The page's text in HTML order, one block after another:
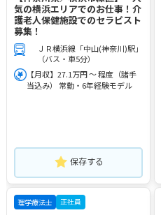
気の横浜エリアでのお仕事！介
護老人保健施設でのセラピスト
募集！
ＪＲ横浜線「中山(神奈川)駅」
（バス・車5分）
【月収】27.1万円 ～ 程度（諸手
当込み） 常勤・6年経験モデル
保存する
理学療法士 正社員